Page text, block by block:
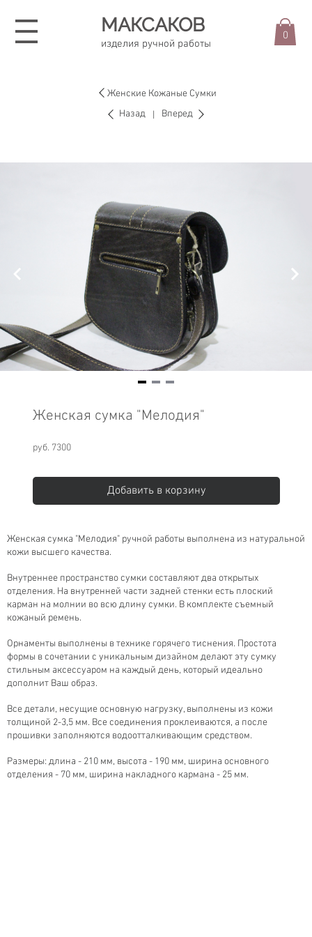
МАКСАКОВ
изделия ручной работы
0
Женские Кожаные Сумки
Назад
Вперед
Женская сумка "Мелодия"
руб. 7300
Добавить в корзину
Женская сумка "Мелодия" ручной работы выполнена из натуральной
кожи высшего качества.
Внутреннее пространство сумки составляют два открытых
отделения. На внутренней части задней стенки есть плоский
карман на молнии во всю длину сумки. В комплекте съемный
кожаный ремень.
Орнаменты выполнены в технике горячего тиснения. Простота
формы в сочетании с уникальным дизайном делают эту сумку
стильным аксессуаром на каждый день, который идеально
дополнит Ваш образ.
Все детали, несущие основную нагрузку, выполнены из кожи
толщиной 2-3,5 мм. Все соединения проклеиваются, а после
прошивки заполняются водоотталкивающим средством.
Размеры: длина - 210 мм, высота - 190 мм, ширина основного
отделения - 70 мм, ширина накладного кармана - 25 мм.